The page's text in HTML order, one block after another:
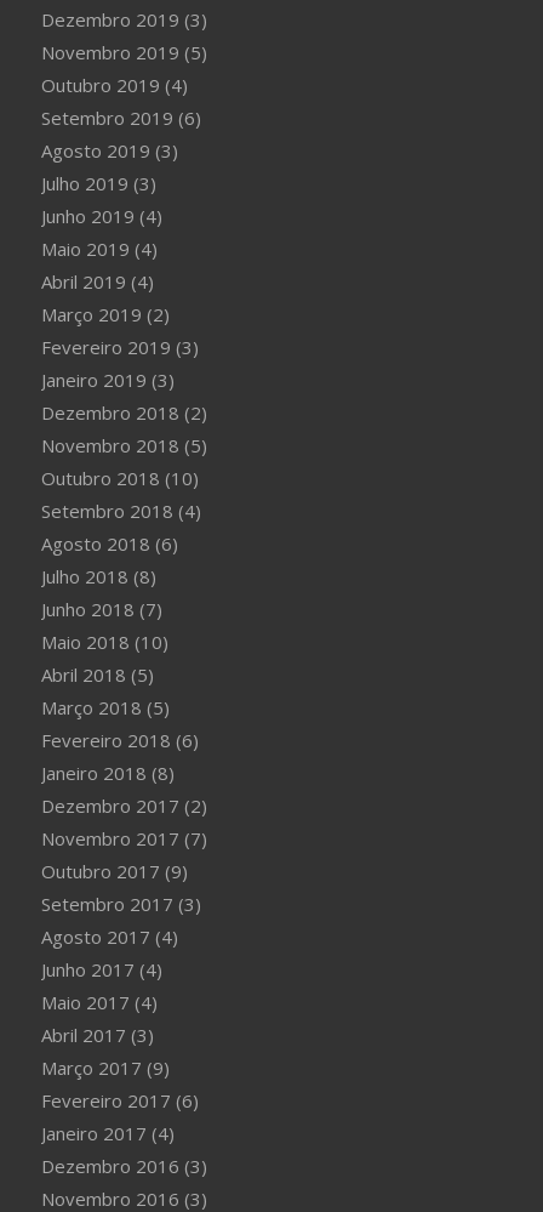
Dezembro 2019 (3)
Novembro 2019 (5)
Outubro 2019 (4)
Setembro 2019 (6)
Agosto 2019 (3)
Julho 2019 (3)
Junho 2019 (4)
Maio 2019 (4)
Abril 2019 (4)
Março 2019 (2)
Fevereiro 2019 (3)
Janeiro 2019 (3)
Dezembro 2018 (2)
Novembro 2018 (5)
Outubro 2018 (10)
Setembro 2018 (4)
Agosto 2018 (6)
Julho 2018 (8)
Junho 2018 (7)
Maio 2018 (10)
Abril 2018 (5)
Março 2018 (5)
Fevereiro 2018 (6)
Janeiro 2018 (8)
Dezembro 2017 (2)
Novembro 2017 (7)
Outubro 2017 (9)
Setembro 2017 (3)
Agosto 2017 (4)
Junho 2017 (4)
Maio 2017 (4)
Abril 2017 (3)
Março 2017 (9)
Fevereiro 2017 (6)
Janeiro 2017 (4)
Dezembro 2016 (3)
Novembro 2016 (3)